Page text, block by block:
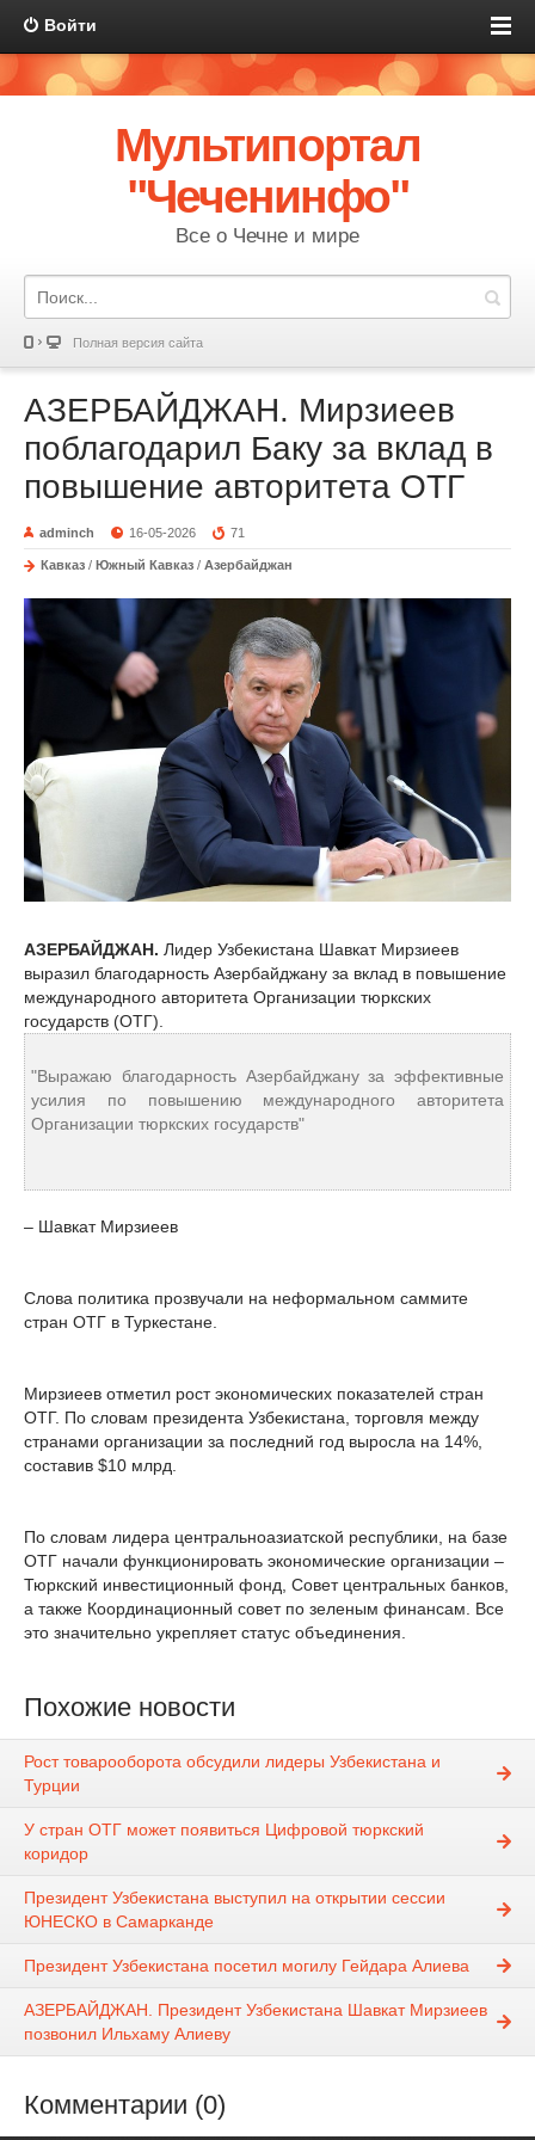
Войти
Мультипортал
"Чеченинфо"
Все о Чечне и мире
Полная версия сайта
АЗЕРБАЙДЖАН. Мирзиеев
поблагодарил Баку за вклад в
повышение авторитета ОТГ
adminch 16-05-2026 71
Кавказ / Южный Кавказ / Азербайджан
АЗЕРБАЙДЖАН. Лидер Узбекистана Шавкат Мирзиеев
выразил благодарность Азербайджану за вклад в повышение
международного авторитета Организации тюркских
государств (ОТГ).
"Выражаю благодарность Азербайджану за эффективные
усилия по повышению международного авторитета
Организации тюркских государств"
– Шавкат Мирзиеев
Слова политика прозвучали на неформальном саммите
стран ОТГ в Туркестане.
Мирзиеев отметил рост экономических показателей стран
ОТГ. По словам президента Узбекистана, торговля между
странами организации за последний год выросла на 14%,
составив $10 млрд.
По словам лидера центральноазиатской республики, на базе
ОТГ начали функционировать экономические организации –
Тюркский инвестиционный фонд, Совет центральных банков,
а также Координационный совет по зеленым финансам. Все
это значительно укрепляет статус объединения.
Похожие новости
Рост товарооборота обсудили лидеры Узбекистана и
Турции
У стран ОТГ может появиться Цифровой тюркский
коридор
Президент Узбекистана выступил на открытии сессии
ЮНЕСКО в Самарканде
Президент Узбекистана посетил могилу Гейдара Алиева
АЗЕРБАЙДЖАН. Президент Узбекистана Шавкат Мирзиеев
позвонил Ильхаму Алиеву
Комментарии (0)